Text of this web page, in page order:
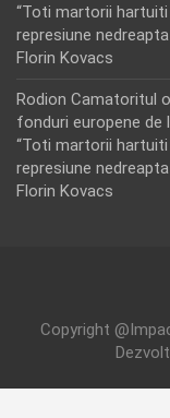
“Toti martorii
represiune
Florin Kovacs
Rodion Camatoritul
fonduri europene de
“Toti martorii
represiune
Florin Kovacs
Copyright